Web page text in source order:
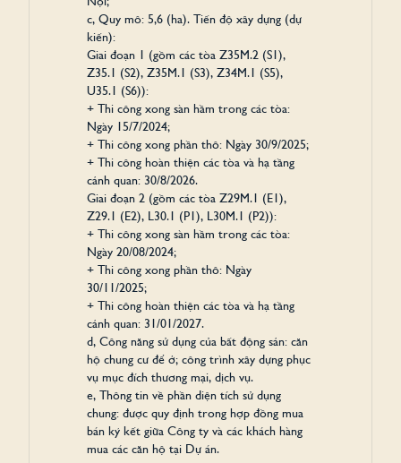
TRANG CHỦ
LUMI SIGNATURE
c, Quy mô: 5,6 (ha). Tiến độ xây dựng (dự
kiến):
Giai đoạn 1 (gồm các tòa Z35M.2 (S1),
Z35.1 (S2), Z35M.1 (S3), Z34M.1 (S5),
U35.1 (S6)):
+ Thi công xong sàn hầm trong các tòa:
Ngày 15/7/2024;
+ Thi công xong phần thô: Ngày 30/9/2025;
+ Thi công hoàn thiện các tòa và hạ tầng
cảnh quan: 30/8/2026.
Giai đoạn 2 (gồm các tòa Z29M.1 (E1),
Z29.1 (E2), L30.1 (P1), L30M.1 (P2)):
+ Thi công xong sàn hầm trong các tòa:
Ngày 20/08/2024;
+ Thi công xong phần thô: Ngày
30/11/2025;
+ Thi công hoàn thiện các tòa và hạ tầng
cảnh quan: 31/01/2027.
d, Công năng sử dụng của bất động sản: căn
hộ chung cư để ở; công trình xây dựng phục
vụ mục đích thương mại, dịch vụ.
e, Thông tin về phần diện tích sử dụng
chung: được quy định trong hợp đồng mua
bán ký kết giữa Công ty và các khách hàng
mua các căn hộ tại Dự án.